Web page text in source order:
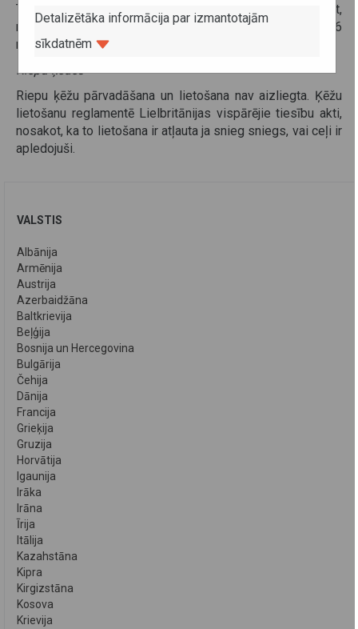
Transportlīdzekļiem, kuru pilna masa nepārsniedz 3.5 t,
minimālais pieļaujamais riepu protektora dziļums ir 1.6
mm.
Riepu ķēdes
Riepu ķēžu pārvadāšana un lietošana nav aizliegta. Ķēžu
lietošanu reglamentē Lielbritānijas vispārējie tiesību akti,
nosakot, ka to lietošana ir atļauta ja snieg sniegs, vai ceļi ir
apledojuši.
VALSTIS
Albānija
Armēnija
Austrija
Azerbaidžāna
Baltkrievija
Beļģija
Bosnija un Hercegovina
Bulgārija
Čehija
Dānija
Francija
Grieķija
Gruzija
Horvātija
Igaunija
Irāka
Irāna
Īrija
Itālija
Kazahstāna
Kipra
Kirgizstāna
Kosova
Krievija
Detalizētāka informācija par izmantotajām
sīkdatnēm